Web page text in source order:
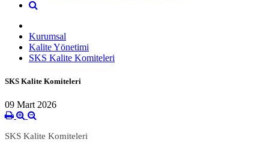
Kurumsal
Kalite Yönetimi
SKS Kalite Komiteleri
SKS Kalite Komiteleri
09 Mart 2026
SKS Kalite Komiteleri